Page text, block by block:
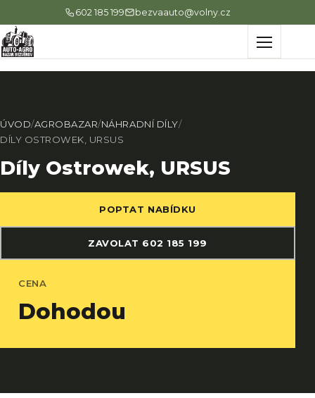
602 185 199 bezvaauto@volny.cz
Menu
ÚVOD/AGROBAZAR/NÁHRADNÍ DÍLY/
DÍLY OSTROWEK, URSUS
Díly Ostrowek, URSUS
POPTAT NABÍDKU
ZAVOLAT 602 185 199
CENA
Dohodou